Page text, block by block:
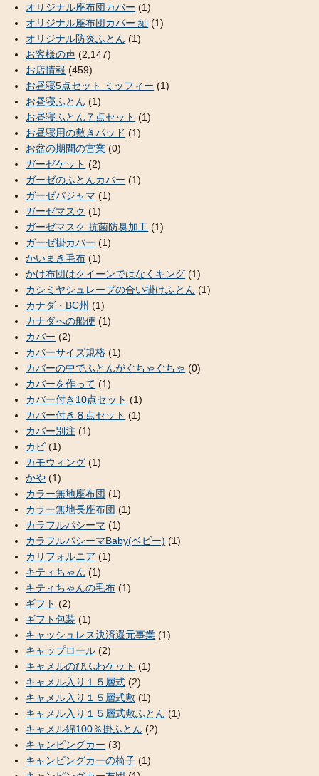
オリジナル座布団カバー (1)
オリジナル座布団カバー 紬 (1)
オリジナル防炎ふとん (1)
お客様の声 (2,147)
お店情報 (459)
お昼寝5点セット ミッフィー (1)
お昼寝ふとん (1)
お昼寝ふとん７点セット (1)
お昼寝用の敷きパッド (1)
お盆の期間の営業 (0)
ガーゼケット (2)
ガーゼのふとんカバー (1)
ガーゼパジャマ (1)
ガーゼマスク (1)
ガーゼマスク 抗菌防臭加工 (1)
ガーゼ掛カバー (1)
かいまき毛布 (1)
かけ布団はクイーンではなくキング (1)
カシミヤシュレープの合い掛けふとん (1)
カナダ・BC州 (1)
カナダへの船便 (1)
カバー (2)
カバーサイズ規格 (1)
カバーの中でふとんがぐちゃぐちゃ (0)
カバーを作って (1)
カバー付き10点セット (1)
カバー付き８点セット (1)
カバー別注 (1)
カビ (1)
カモウィング (1)
かや (1)
カラー無地座布団 (1)
カラー無地長座布団 (1)
カラフルパシーマ (1)
カラフルパシーマBaby(ベビー) (1)
カリフォルニア (1)
キティちゃん (1)
キティちゃんの毛布 (1)
ギフト (2)
ギフト包装 (1)
キャッシュレス決済還元事業 (1)
キャップロール (2)
キャメルのびふわケット (1)
キャメル入り１５層式 (2)
キャメル入り１５層式敷 (1)
キャメル入り１５層式敷ふとん (1)
キャメル綿100％掛ふとん (2)
キャンピングカー (3)
キャンピングカーの椅子 (1)